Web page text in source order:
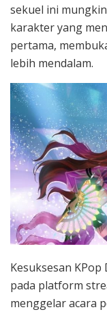
sekuel ini
karakter yang
pertama,
lebih mendalam.
Kesuksesan
pada platform
menggelar acara